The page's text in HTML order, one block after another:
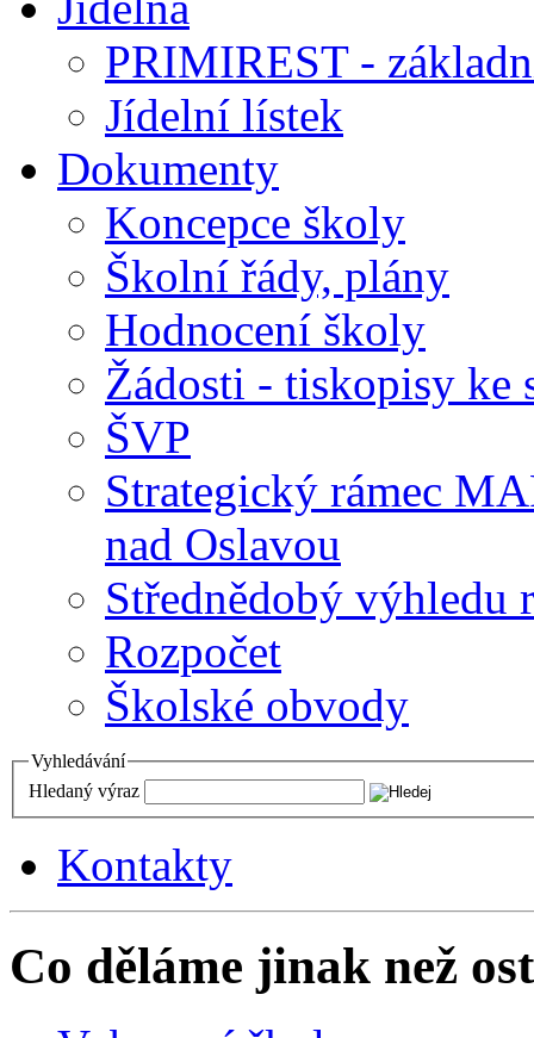
PRIMIREST -
Jídelní lístek
Dokumenty
Koncepce školy
Školní řády, plány
Hodnocení školy
Žádosti - tiskopisy ke
ŠVP
Strategický rámec
nad Oslavou
Střednědobý výhledu
Rozpočet
Školské obvody
Vyhledávání
Hledaný výraz
Kontakty
Co děláme jinak než